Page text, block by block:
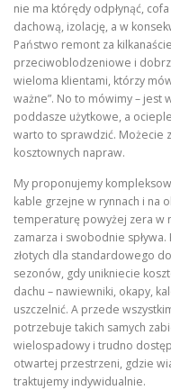
nie ma którędy odpłynąć,
dachową, izolację, a w
Państwo remont za
przeciwoblodzeniowe i
wieloma klientami, którzy
ważne”. No to mówimy – jest
poddasze użytkowe, a
warto to sprawdzić. Możecie
kosztownych napraw.
My proponujemy
kable grzejne w rynnach i na
temperaturę powyżej zera w
zamarza i swobodnie
złotych dla standardowego
sezonów, gdy unikniecie
dachu – nawiewniki, okapy,
uszczelnić. A przede
potrzebuje takich samych
wielospadowy i trudno
otwartej przestrzeni, gdzie
traktujemy indywidualnie.